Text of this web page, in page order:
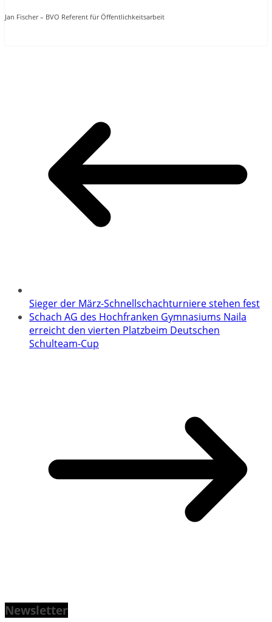
Jan Fischer – BVO Referent für Öffentlichkeitsarbeit
Sieger der März-Schnellschachturniere stehen fest
Schach AG des Hochfranken Gymnasiums Naila
erreicht den vierten Platzbeim Deutschen
Schulteam-Cup
Newsletter